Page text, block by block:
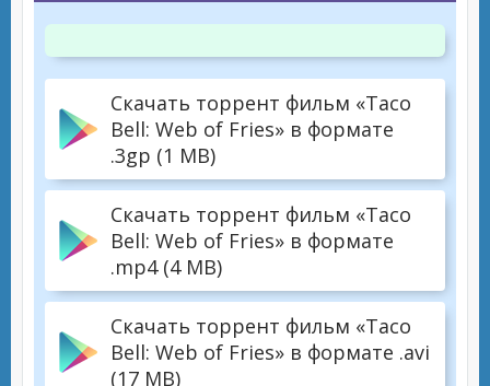
Скачать торрент фильм «Taco
Bell: Web of Fries» в формате
.3gp (1 MB)
Скачать торрент фильм «Taco
Bell: Web of Fries» в формате
.mp4 (4 MB)
Скачать торрент фильм «Taco
Bell: Web of Fries» в формате .avi
(17 MB)